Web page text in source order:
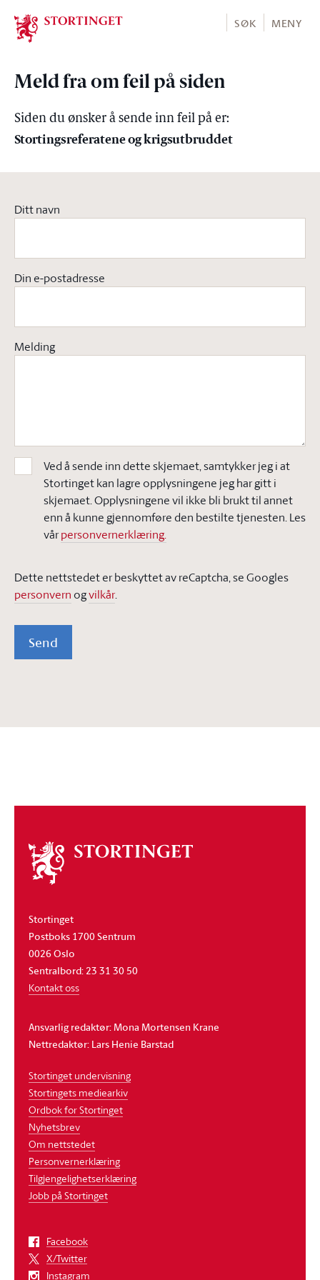
Stortinget.no
SØK MENY
Meld fra om feil på siden
Siden du ønsker å sende inn feil på er:
Stortingsreferatene og krigsutbruddet
Ditt navn
Din e-postadresse
Melding
Ved å sende inn dette skjemaet, samtykker jeg i at
Stortinget kan lagre opplysningene jeg har gitt i
skjemaet. Opplysningene vil ikke bli brukt til annet
enn å kunne gjennomføre den bestilte tjenesten. Les
vårpersonvernerklæring.
Dette nettstedet er beskyttet av reCaptcha, se Googles
personvern ogvilkår.
Send
Om
stortinget
Stortinget
Postboks 1700 Sentrum
0026 Oslo
Sentralbord: 23 31 30 50
Kontakt oss
Ansvarlig redaktør: Mona Mortensen Krane
Nettredaktør: Lars Henie Barstad
Stortinget undervisning
Stortingets mediearkiv
Ordbok for Stortinget
Nyhetsbrev
Om nettstedet
Personvernerklæring
Tilgjengelighetserklæring
Jobb på Stortinget
Facebook
X/Twitter
Instagram